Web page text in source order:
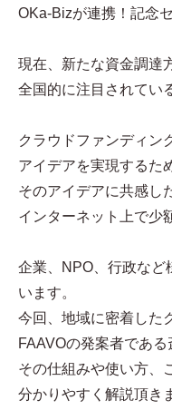
OKa-Bizが連携！記念
現在、新たな資金調達
全国的に注目されてい
クラウドファンディン
アイデアを実現するた
そのアイデアに共感し
インターネット上で少
企業、NPO、行政など
います。
今回、地域に密着した
FAAVOの発案者である
その仕組みや使い方、
分かりやすく解説頂き